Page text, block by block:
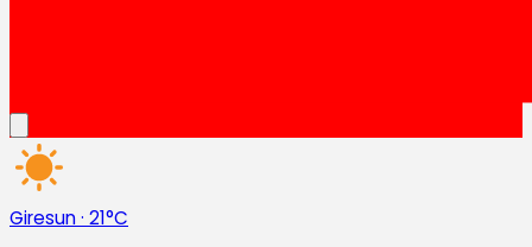
Giresun· 21°C